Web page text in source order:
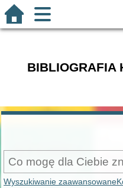
BIBLIOGRAFIA
Wyszukiwanie zaawansowane